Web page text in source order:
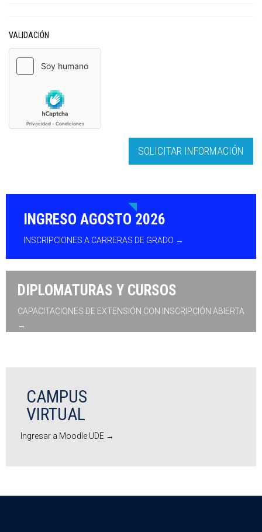
VALIDACIÓN
INGRESO AGOSTO 2026
INSCRIPCIONES A CARRERAS DE GRADO →
DIPLOMATURAS Y CURSOS
CAPACITACIONES DE EXTENSIÓN CON INSCRIPCIÓN ABIERTA
→
CAMPUS
VIRTUAL
Ingresar a Moodle UDE →